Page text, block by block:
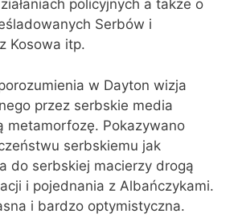
policyjnych a także o
Serbów i
Kosowa itp.
w Dayton wizja
przez serbskie media
metamorfozę. Pokazywano
serbskiemu jak
do serbskiej macierzy drogą
i pojednania z Albańczykami.
i bardzo optymistyczna.